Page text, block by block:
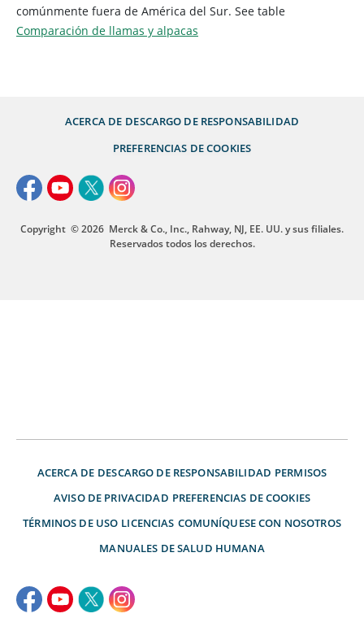
comúnmente fuera de América del Sur. See table
Comparación de llamas y alpacas
ACERCA DE DESCARGO DE RESPONSABILIDAD
PREFERENCIAS DE COOKIES
Copyright © 2026 Merck & Co., Inc., Rahway, NJ, EE. UU. y sus filiales.
Reservados todos los derechos.
ACERCA DE DESCARGO DE RESPONSABILIDAD PERMISOS
AVISO DE PRIVACIDAD PREFERENCIAS DE COOKIES
TÉRMINOS DE USO LICENCIAS COMUNÍQUESE CON NOSOTROS
MANUALES DE SALUD HUMANA